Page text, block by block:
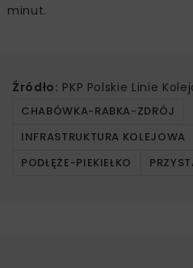
minut.
Źródło: PKP Polskie Linie
CHABÓWKA-RABKA-ZDRÓJ
INFRASTRUKTURA KOLEJOWA
PODŁĘŻE-PIEKIEŁKO